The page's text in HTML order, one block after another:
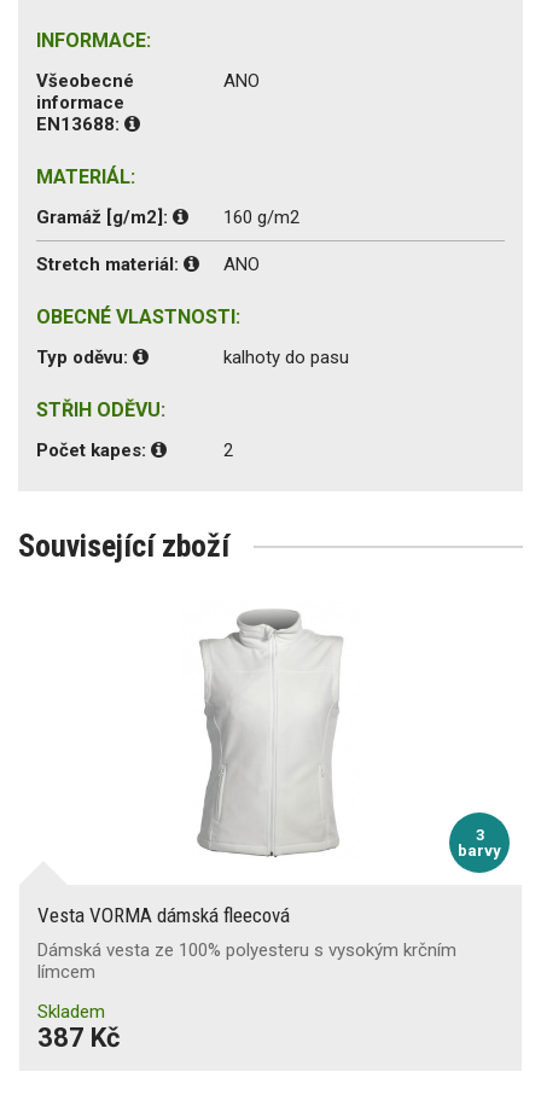
INFORMACE:
Všeobecné
informace
EN13688:
ANO
MATERIÁL:
Gramáž [g/m2]: 160 g/m2
Stretch materiál: ANO
OBECNÉ VLASTNOSTI:
Typ oděvu: kalhoty do pasu
STŘIH ODĚVU:
Počet kapes: 2
Související zboží
3
barvy
Vesta VORMA dámská fleecová
Dámská vesta ze 100% polyesteru s vysokým krčním
límcem
Skladem
387 Kč